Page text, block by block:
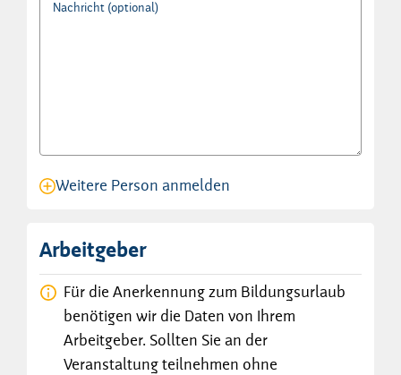
Nachricht (optional)
Anmeldung für eine Person angelegt.
Weitere Person anmelden
Arbeitgeber
Für die Anerkennung zum Bildungsurlaub
benötigen wir die Daten von Ihrem
Arbeitgeber. Sollten Sie an der
Veranstaltung teilnehmen ohne